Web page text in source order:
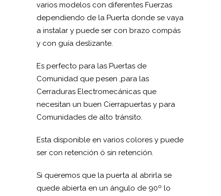
varios modelos con diferentes Fuerzas
dependiendo de la Puerta donde se vaya
a instalar y puede ser con brazo compás
y con guía deslizante.
Es perfecto para las Puertas de
Comunidad que pesen ,para las
Cerraduras Electromecánicas que
necesitan un buen Cierrapuertas y para
Comunidades de alto tránsito.
Esta disponible en varios colores y puede
ser con retención ó sin retención.
Si queremos que la puerta al abrirla se
quede abierta en un ángulo de 90º lo